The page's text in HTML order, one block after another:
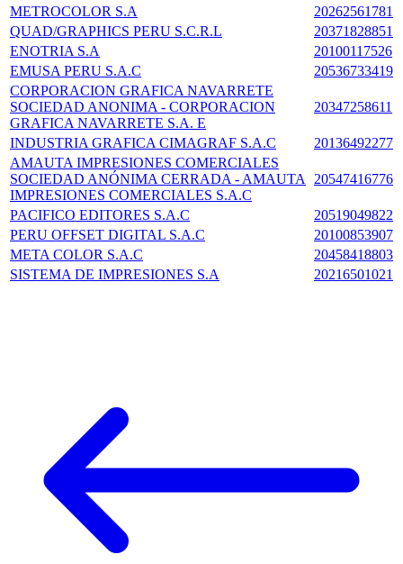
METROCOLOR S.A
20262561781
QUAD/GRAPHICS PERU S.C.R.L
20371828851
ENOTRIA S.A
20100117526
EMUSA PERU S.A.C
20536733419
CORPORACION GRAFICA NAVARRETE
SOCIEDAD ANONIMA - CORPORACION
GRAFICA NAVARRETE S.A. E
20347258611
INDUSTRIA GRAFICA CIMAGRAF S.A.C
20136492277
AMAUTA IMPRESIONES COMERCIALES
SOCIEDAD ANÓNIMA CERRADA - AMAUTA
IMPRESIONES COMERCIALES S.A.C
20547416776
PACIFICO EDITORES S.A.C
20519049822
PERU OFFSET DIGITAL S.A.C
20100853907
META COLOR S.A.C
20458418803
SISTEMA DE IMPRESIONES S.A
20216501021